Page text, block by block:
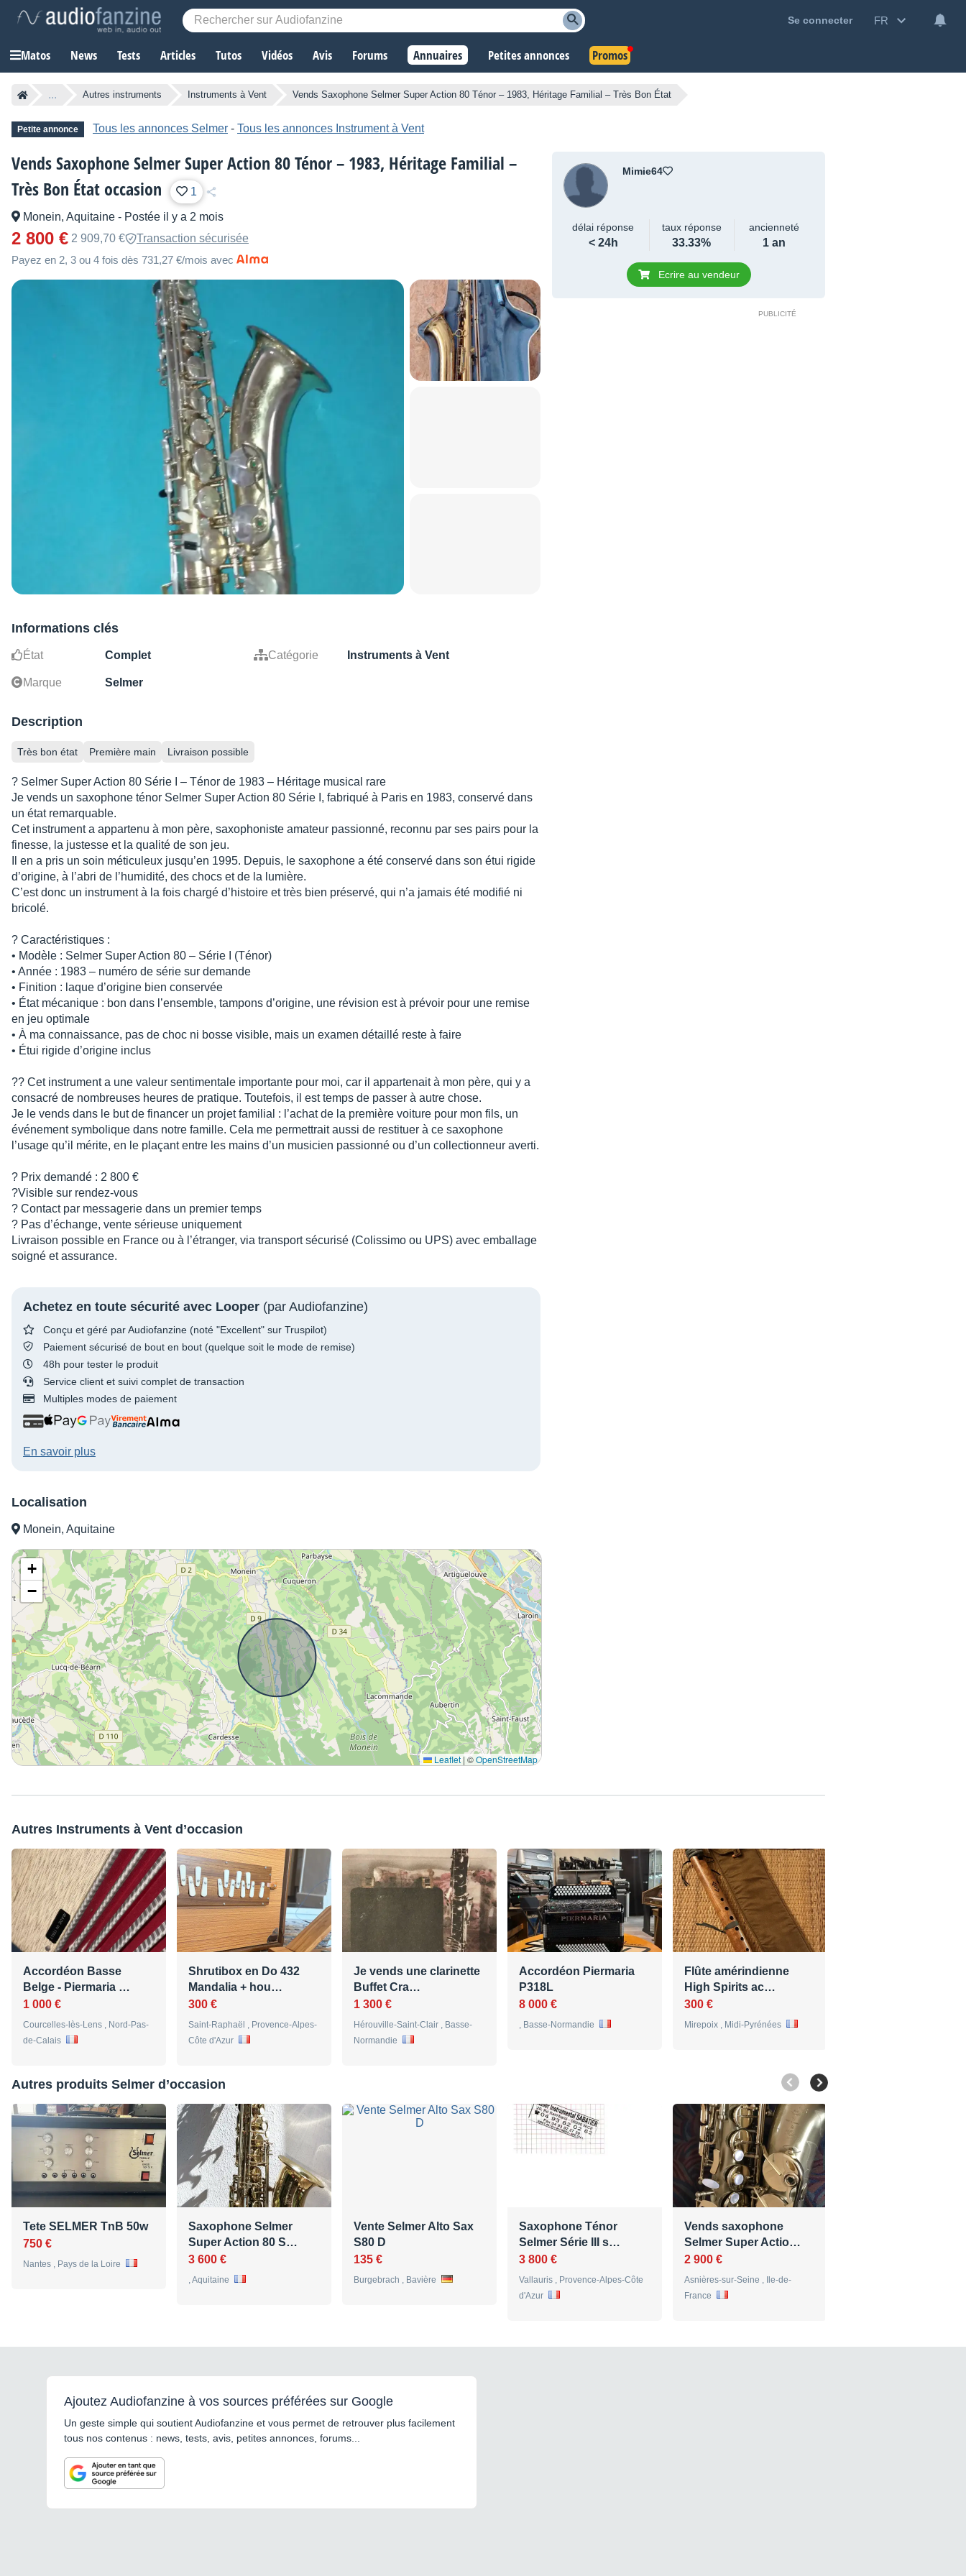
Se connecter FR
Matos News Tests Articles Tutos Vidéos Avis Forums Annuaires Petites annonces Promos
... Autres instruments Instruments à Vent Vends Saxophone Selmer Super Action 80 Ténor – 1983, Héritage Familial – Très Bon État
Petite annonce Tous les annonces Selmer - Tous les annonces Instrument à Vent
Vends Saxophone Selmer Super Action 80 Ténor – 1983, Héritage Familial –
Très Bon État occasion
1
Monein, Aquitaine - Postée il y a 2 mois
2 800 € 2 909,70 €
Transaction sécurisée
Payez en 2, 3 ou 4 fois dès 731,27 €/mois avec
Informations clés
État Complet Catégorie Instruments à Vent
Marque Selmer
Description
Très bon état Première main Livraison possible
? Selmer Super Action 80 Série I – Ténor de 1983 – Héritage musical rare
Je vends un saxophone ténor Selmer Super Action 80 Série I, fabriqué à Paris en 1983, conservé dans
un état remarquable.
Cet instrument a appartenu à mon père, saxophoniste amateur passionné, reconnu par ses pairs pour la
finesse, la justesse et la qualité de son jeu.
Il en a pris un soin méticuleux jusqu’en 1995. Depuis, le saxophone a été conservé dans son étui rigide
d’origine, à l’abri de l’humidité, des chocs et de la lumière.
C’est donc un instrument à la fois chargé d’histoire et très bien préservé, qui n’a jamais été modifié ni
bricolé.
? Caractéristiques :
• Modèle : Selmer Super Action 80 – Série I (Ténor)
• Année : 1983 – numéro de série sur demande
• Finition : laque d’origine bien conservée
• État mécanique : bon dans l’ensemble, tampons d’origine, une révision est à prévoir pour une remise
en jeu optimale
• À ma connaissance, pas de choc ni bosse visible, mais un examen détaillé reste à faire
• Étui rigide d’origine inclus
?? Cet instrument a une valeur sentimentale importante pour moi, car il appartenait à mon père, qui y a
consacré de nombreuses heures de pratique. Toutefois, il est temps de passer à autre chose.
Je le vends dans le but de financer un projet familial : l’achat de la première voiture pour mon fils, un
événement symbolique dans notre famille. Cela me permettrait aussi de restituer à ce saxophone
l’usage qu’il mérite, en le plaçant entre les mains d’un musicien passionné ou d’un collectionneur averti.
? Prix demandé : 2 800 €
?Visible sur rendez-vous
? Contact par messagerie dans un premier temps
? Pas d’échange, vente sérieuse uniquement
Livraison possible en France ou à l’étranger, via transport sécurisé (Colissimo ou UPS) avec emballage
soigné et assurance.
Achetez en toute sécurité avec Looper (par Audiofanzine)
Conçu et géré par Audiofanzine (noté "Excellent" sur Truspilot)
Paiement sécurisé de bout en bout (quelque soit le mode de remise)
48h pour tester le produit
Service client et suivi complet de transaction
Multiples modes de paiement
En savoir plus
Localisation
Monein, Aquitaine
+
−
Leaflet | ©OpenStreetMap
Mimie64
délai réponse
< 24h
taux réponse
33.33%
ancienneté
1 an
Ecrire au vendeur
Autres Instruments à Vent d’occasion
Accordéon Basse
Belge - Piermaria …
1 000 €
Courcelles-lès-Lens , Nord-Pas-
de-Calais
Shrutibox en Do 432
Mandalia + hou…
300 €
Saint-Raphaël , Provence-Alpes-
Côte d'Azur
Je vends une clarinette
Buffet Cra…
1 300 €
Hérouville-Saint-Clair , Basse-
Normandie
Accordéon Piermaria
P318L
8 000 €
, Basse-Normandie
Flûte amérindienne
High Spirits ac…
300 €
Mirepoix , Midi-Pyrénées
Autres produits Selmer d’occasion
Tete SELMER TnB 50w
750 €
Nantes , Pays de la Loire
Saxophone Selmer
Super Action 80 S…
3 600 €
, Aquitaine
Vente Selmer Alto Sax
S80 D
135 €
Burgebrach , Bavière
Saxophone Ténor
Selmer Série III s…
3 800 €
Vallauris , Provence-Alpes-Côte
d'Azur
Vends saxophone
Selmer Super Actio…
2 900 €
Asnières-sur-Seine , Ile-de-
France
Ajoutez Audiofanzine à vos sources préférées sur Google
Un geste simple qui soutient Audiofanzine et vous permet de retrouver plus facilement
tous nos contenus : news, tests, avis, petites annonces, forums...